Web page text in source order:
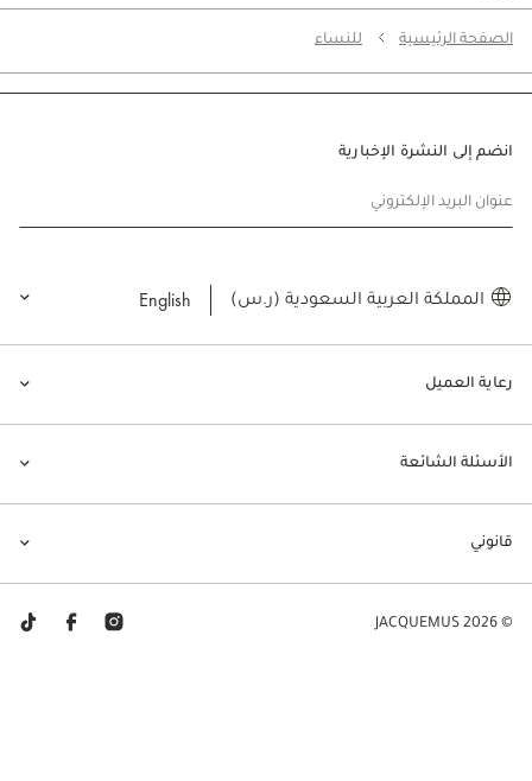
الصفحة الرئيسية للنساء
رعاية العميل
الأسئلة الشائعة
قانوني
انضم إلى النشرة الإخبارية
عنوان البريد الإلكتروني
المملكة العربية السعودية (ر.س) English
© JACQUEMUS 2026